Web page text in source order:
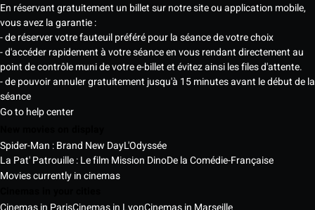
En réservant gratuitement un billet sur notre site ou application mobile,
vous avez la garantie :
- de réserver votre fauteuil préféré pour la séance de votre choix
- d'accéder rapidement à votre séance en vous rendant directement au
point de contrôle muni de votre e-billet et évitez ainsi les files d'attente.
- de pouvoir annuler gratuitement jusqu'à 15 minutes avant le début de la
séance
Go to help center
Spider-Man : Brand New DayL'Odyssée
La Pat' Patrouille : Le film Mission DinoDe la Comédie-Française
Movies currently in cinemas